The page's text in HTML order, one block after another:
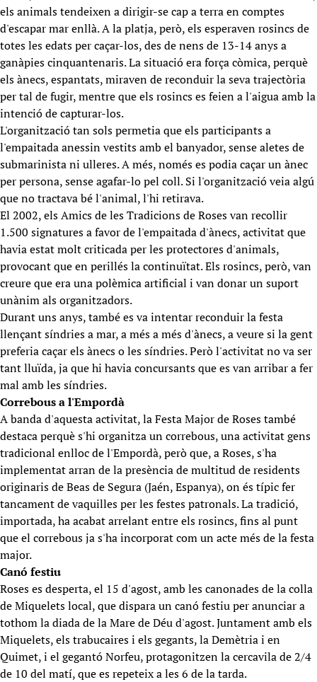
els animals tendeixen a dirigir-se cap a terra en comptes
d'escapar mar enllà. A la platja, però, els esperaven rosincs de
totes les edats per caçar-los, des de nens de 13-14 anys a
ganàpies cinquantenaris. La situació era força còmica, perquè
els ànecs, espantats, miraven de reconduir la seva trajectòria
per tal de fugir, mentre que els rosincs es feien a l'aigua amb la
intenció de capturar-los.
L'organització tan sols permetia que els participants a
l'empaitada anessin vestits amb el banyador, sense aletes de
submarinista ni ulleres. A més, només es podia caçar un ànec
per persona, sense agafar-lo pel coll. Si l'organització veia algú
que no tractava bé l'animal, l'hi retirava.
El 2002, els Amics de les Tradicions de Roses van recollir
1.500 signatures a favor de l'empaitada d'ànecs, activitat que
havia estat molt criticada per les protectores d'animals,
provocant que en perillés la continuïtat. Els rosincs, però, van
creure que era una polèmica artificial i van donar un suport
unànim als organitzadors.
Durant uns anys, també es va intentar reconduir la festa
llençant síndries a mar, a més a més d'ànecs, a veure si la gent
preferia caçar els ànecs o les síndries. Però l'activitat no va ser
tant lluïda, ja que hi havia concursants que es van arribar a fer
mal amb les síndries.
Correbous a l'Empordà
A banda d'aquesta activitat, la Festa Major de Roses també
destaca perquè s'hi organitza un correbous, una activitat gens
tradicional enlloc de l'Empordà, però que, a Roses, s'ha
implementat arran de la presència de multitud de residents
originaris de Beas de Segura (Jaén, Espanya), on és típic fer
tancament de vaquilles per les festes patronals. La tradició,
importada, ha acabat arrelant entre els rosincs, fins al punt
que el correbous ja s'ha incorporat com un acte més de la festa
major.
Canó festiu
Roses es desperta, el 15 d'agost, amb les canonades de la colla
de Miquelets local, que dispara un canó festiu per anunciar a
tothom la diada de la Mare de Déu d'agost. Juntament amb els
Miquelets, els trabucaires i els gegants, la Demètria i en
Quimet, i el gegantó Norfeu, protagonitzen la cercavila de 2/4
de 10 del matí, que es repeteix a les 6 de la tarda.